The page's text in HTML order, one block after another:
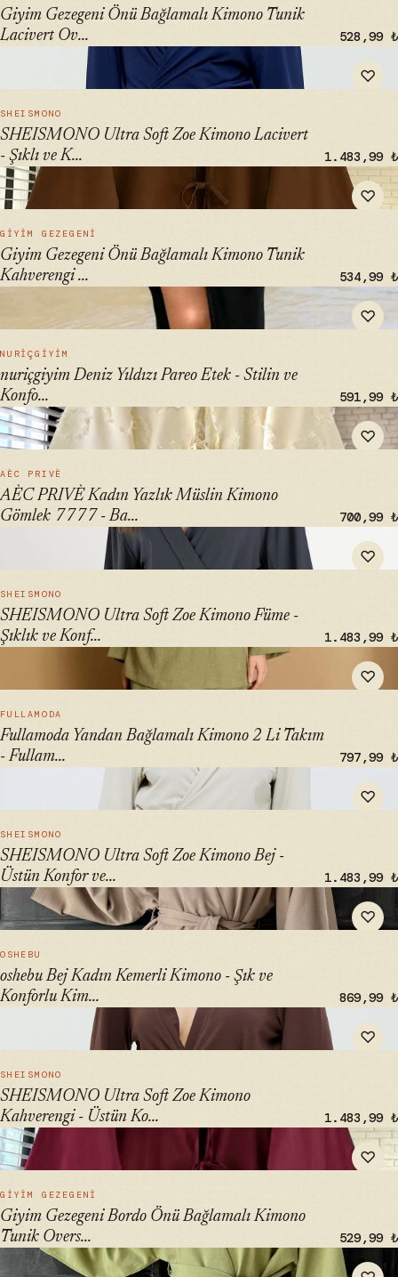
Giyim Gezegeni Önü Bağlamalı Kimono Tunik
Lacivert Ov...
528,99 ₺
♡
" alt="SHEISMONO Ultra Soft Zoe Kimono Lacivert - Şıklı ve
Konforlu Kimono" loading="lazy">
SHEISMONO
SHEISMONO Ultra Soft Zoe Kimono Lacivert
- Şıklı ve K...
1.483,99 ₺
♡
" alt="Giyim Gezegeni Önü Bağlamalı Kimono Tunik
Kahverengi Oversize Yeni Sezon" loading="lazy">
GIYIM GEZEGENI
Giyim Gezegeni Önü Bağlamalı Kimono Tunik
Kahverengi ...
534,99 ₺
♡
" alt="nuriçgiyim Deniz Yıldızı Pareo Etek - Stilin ve Konforun
İçinde Birleşiyor" loading="lazy">
NURIÇGIYIM
nuriçgiyim Deniz Yıldızı Pareo Etek - Stilin ve
Konfo...
591,99 ₺
♡
" alt="AÈC PRIVÈ Kadın Yazlık Müslin Kimono Gömlek 7777 -
Bağlamalı Tasarım" loading="lazy">
AÈC PRIVÈ
AÈC PRIVÈ Kadın Yazlık Müslin Kimono
Gömlek 7777 - Ba...
700,99 ₺
♡
" alt="SHEISMONO Ultra Soft Zoe Kimono Füme - Şıklık ve
Konfor İçin" loading="lazy">
SHEISMONO
SHEISMONO Ultra Soft Zoe Kimono Füme -
Şıklık ve Konf...
1.483,99 ₺
♡
" alt="Fullamoda Yandan Bağlamalı Kimono 2 Li Takım -
Fullamodest" loading="lazy">
FULLAMODA
Fullamoda Yandan Bağlamalı Kimono 2 Li Takım
- Fullam...
797,99 ₺
♡
" alt="SHEISMONO Ultra Soft Zoe Kimono Bej - Üstün
Konfor ve Şıklık" loading="lazy">
SHEISMONO
SHEISMONO Ultra Soft Zoe Kimono Bej -
Üstün Konfor ve...
1.483,99 ₺
♡
" alt="oshebu Bej Kadın Kemerli Kimono - Şık ve Konforlu
Kimono Modası" loading="lazy">
OSHEBU
oshebu Bej Kadın Kemerli Kimono - Şık ve
Konforlu Kim...
869,99 ₺
♡
" alt="SHEISMONO Ultra Soft Zoe Kimono Kahverengi -
Üstün Konfor ve Stil" loading="lazy">
SHEISMONO
SHEISMONO Ultra Soft Zoe Kimono
Kahverengi - Üstün Ko...
1.483,99 ₺
♡
" alt="Giyim Gezegeni Bordo Önü Bağlamalı Kimono Tunik
Oversize Yeni Sezon" loading="lazy">
GIYIM GEZEGENI
Giyim Gezegeni Bordo Önü Bağlamalı Kimono
Tunik Overs...
529,99 ₺
" alt="oshebu Yeşil Kadın Kemerli Kimono – Şık ve Konforlu